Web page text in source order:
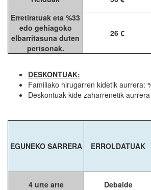
Erretiratuak eta %33
edo gehiagoko
elbarritasuna duten
pertsonak.
26 €
DESKONTUAK:
Familiako hirugarren kidetik aurrera:
Deskontuak kide zaharrenetik
EGUNEKO SARRERA ERROLDATUAK
4 urte arte Debalde